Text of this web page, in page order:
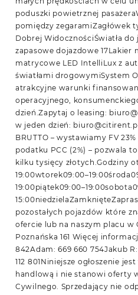
poduszki powietrznej
pomiędzy zegaramiZagłówek
Dobrej WidocznościŚwiatła do
zapasowe dojazdowe 17Lakier
matrycowe LED IntelliLux z
światłami drogowymiSystem
atrakcyjne warunki
operacyjnego,
dzień.Zapytaj o leasing:
w jeden dzień:
BRUTTO – wystawiamy FV
podatku PCC (2%) – pozwala
kilku tysięcy złotych.Godziny
pozostałych pojazdów które
ofercie lub na naszym placu w
Poznańska 161 Więcej
842Adam: 669 660 754Jakub
112 801Niniejsze ogłoszenie
handlową i nie stanowi oferty
Cywilnego. Sprzedający nie